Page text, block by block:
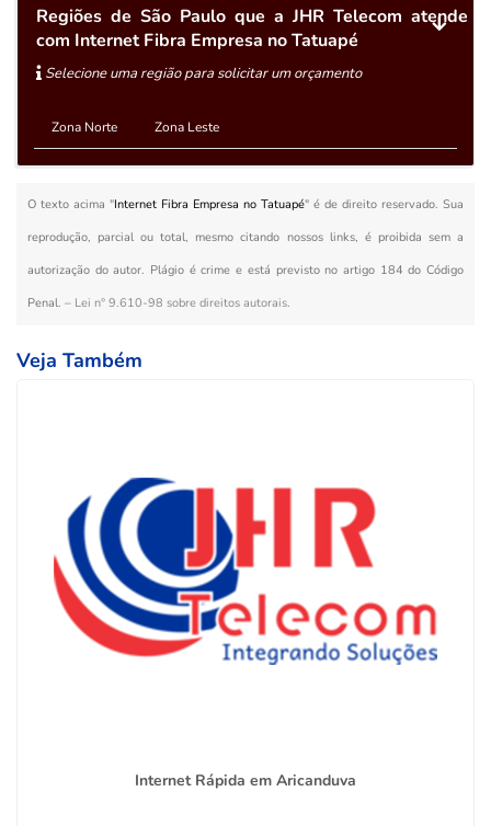
Regiões de São Paulo que a JHR Telecom atende
com Internet Fibra Empresa no Tatuapé
Selecione uma região para solicitar um orçamento
Zona Norte Zona Leste
O texto acima "Internet Fibra Empresa no Tatuapé" é de direito reservado. Sua
reprodução, parcial ou total, mesmo citando nossos links, é proibida sem a
autorização do autor. Plágio é crime e está previsto no artigo 184 do Código
Penal. – Lei n° 9.610-98 sobre direitos autorais.
Veja Também
Internet Rápida em Aricanduva